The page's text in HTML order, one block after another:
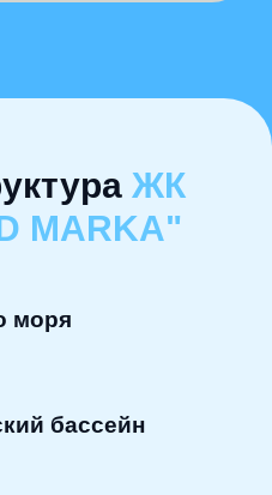
ЖК
MARKA"
моря
бассейн